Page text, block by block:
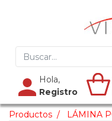
Hola,
Registro
Productos LÁMINA